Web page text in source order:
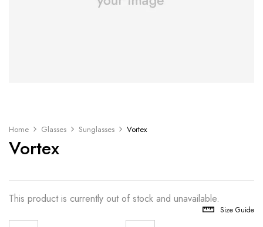
Home Glasses Sunglasses Vortex
Vortex
Size Guide
This product is currently out of stock and unavailable.